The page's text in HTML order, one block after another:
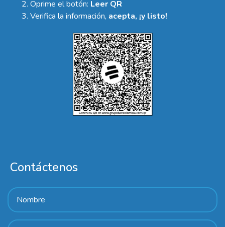
Oprime el botón: Leer QR
Verifica la información, acepta, ¡y listo!
Contáctenos